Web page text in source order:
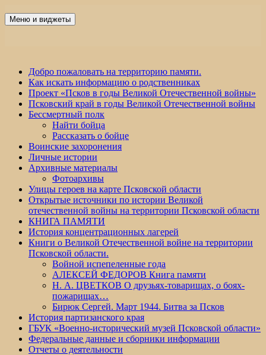
Победа 60
Меню и виджеты
Добро пожаловать на территорию памяти.
Как искать информацию о родственниках
Проект «Псков в годы Великой Отечественной войны»
Псковский край в годы Великой Отечественной войны
Бессмертный полк
Найти бойца
Рассказать о бойце
Воинские захоронения
Личные истории
Архивные материалы
Фотоархивы
Улицы героев на карте Псковской области
Открытые источники по истории Великой
отечественной войны на территории Псковской области
КНИГА ПАМЯТИ
История концентрационных лагерей
Книги о Великой Отечественной войне на территории
Псковской области.
Войной испепеленные года
АЛЕКСЕЙ ФЕДОРОВ Книга памяти
Н. А. ЦВЕТКОВ О друзьях-товарищах, о боях-
пожарищах…
Бирюк Сергей. Март 1944. Битва за Псков
История партизанского края
ГБУК «Военно-исторический музей Псковской области»
Федеральные данные и сборники информации
Отчеты о деятельности